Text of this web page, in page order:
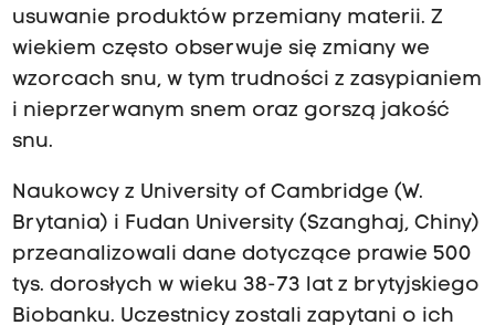
usuwanie produktów przemiany materii. Z
wiekiem często obserwuje się zmiany we
wzorcach snu, w tym trudności z zasypianiem
i nieprzerwanym snem oraz gorszą jakość
snu.
Naukowcy z University of Cambridge (W.
Brytania) i Fudan University (Szanghaj, Chiny)
przeanalizowali dane dotyczące prawie 500
tys. dorosłych w wieku 38-73 lat z brytyjskiego
Biobanku. Uczestnicy zostali zapytani o ich